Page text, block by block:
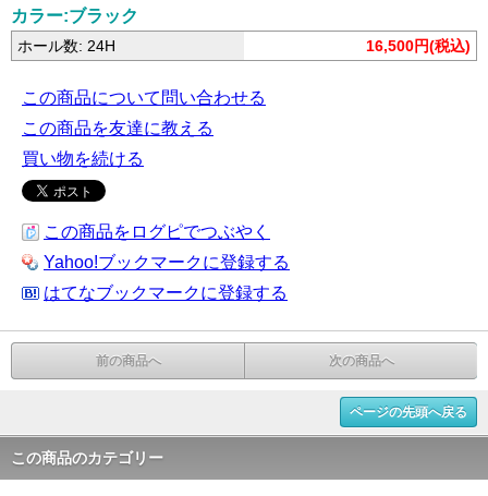
カラー:ブラック
ホール数: 24H 16,500円(税込)
この商品について問い合わせる
この商品を友達に教える
買い物を続ける
この商品をログピでつぶやく
Yahoo!ブックマークに登録する
はてなブックマークに登録する
前の商品へ 次の商品へ
ページの先頭へ戻る
この商品のカテゴリー